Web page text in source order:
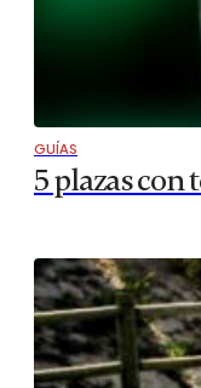
GUÍAS
5 plazas con